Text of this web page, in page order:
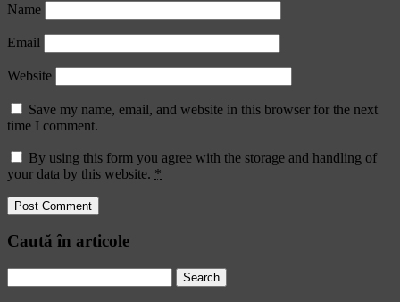
Name
Email
Website
Save my name, email, and website in this browser for the next
time I comment.
By using this form you agree with the storage and handling of
your data by this website. *
Caută în articole
for: